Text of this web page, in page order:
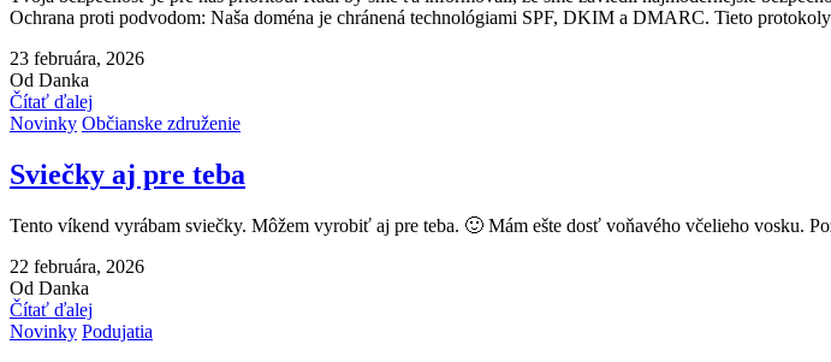
Ochrana proti podvodom: Naša doména je chránená technológiami SPF, DKIM a DMARC. Tieto
23 februára, 2026
Od Danka
Čítať ďalej
Novinky Občianske združenie
Sviečky aj pre teba
Tento víkend vyrábam sviečky. Môžem vyrobiť aj pre teba. 🙂 Mám ešte dosť voňavého včelieho vosku.
22 februára, 2026
Od Danka
Čítať ďalej
Novinky Podujatia